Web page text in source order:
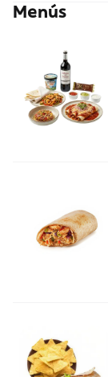
Menús